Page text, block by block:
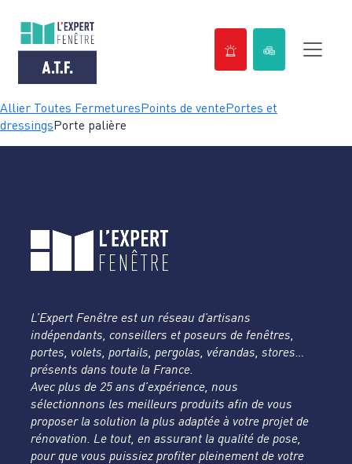
Passer
au
Allier Toutes FermeturesPoints de ventePortes et
dressingsPorte palière
L’Expert Fenêtre est un réseau d’artisans
indépendants, conseillers et poseurs de fenêtres,
portes, volets, portails, pergolas, vérandas, stores…
présents dans toute la France.
Avec plus de 25 ans d’expérience, nous
sélectionnons les meilleurs produits afin de vous
proposer la solution la plus adaptée à votre projet de
rénovation. Le tout, en assurant la qualité de pose,
pour que vous puissiez profiter pleinement de votre